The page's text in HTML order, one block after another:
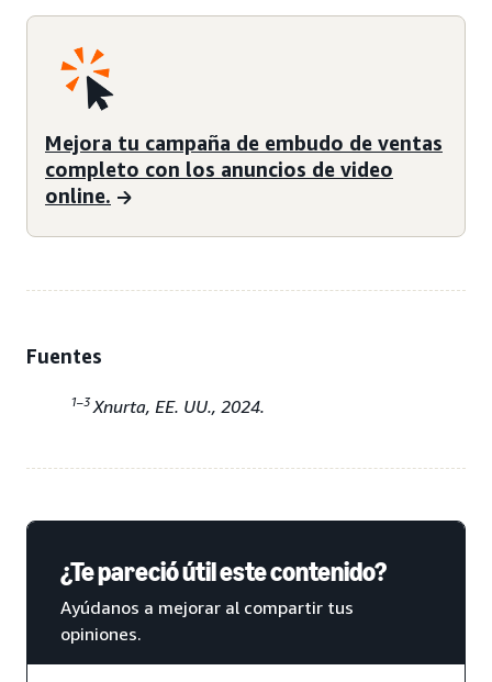
Mejora tu campaña de embudo de ventas
completo con los anuncios de video
online.
Fuentes
1–3 Xnurta, EE. UU., 2024.
¿Te pareció útil este contenido?
Ayúdanos a mejorar al compartir tus
opiniones.